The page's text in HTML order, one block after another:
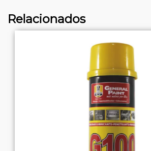
Relacionados